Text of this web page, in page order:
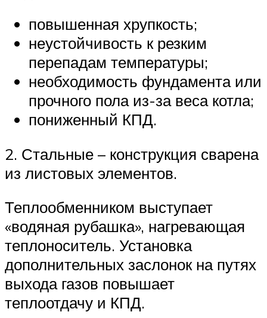
повышенная хрупкость;
неустойчивость к резким
перепадам температуры;
необходимость фундамента или
прочного пола из-за веса котла;
пониженный КПД.
2. Стальные – конструкция сварена
из листовых элементов.
Теплообменником выступает
«водяная рубашка», нагревающая
теплоноситель. Установка
дополнительных заслонок на путях
выхода газов повышает
теплоотдачу и КПД.